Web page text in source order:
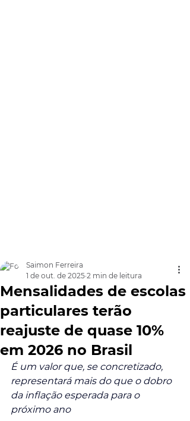
Mensalidades de escolas
particulares terão
reajuste de quase 10%
em 2026 no Brasil
Saimon Ferreira
1 de out. de 2025 2 min de leitura
É um valor que, se concretizado,
representará mais do que o dobro
da inflação esperada para o
próximo ano